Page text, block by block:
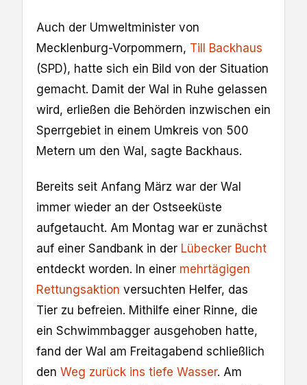
Auch der Umweltminister von
Mecklenburg-Vorpommern, Till Backhaus
(SPD), hatte sich ein Bild von der Situation
gemacht. Damit der Wal in Ruhe gelassen
wird, erließen die Behörden inzwischen ein
Sperrgebiet in einem Umkreis von 500
Metern um den Wal, sagte Backhaus.
Bereits seit Anfang März war der Wal
immer wieder an der Ostseeküste
aufgetaucht. Am Montag war er zunächst
auf einer Sandbank in der Lübecker Bucht
entdeckt worden. In einer mehrtägigen
Rettungsaktion versuchten Helfer, das
Tier zu befreien. Mithilfe einer Rinne, die
ein Schwimmbagger ausgehoben hatte,
fand der Wal am Freitagabend schließlich
den Weg zurück ins tiefe Wasser. Am